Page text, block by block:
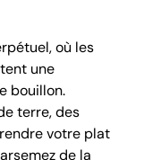
où les
une
bouillon.
terre, des
votre plat
de la